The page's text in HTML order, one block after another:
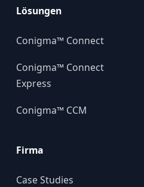
Lösungen
Conigma™ Connect
Conigma™ Connect
Express
Conigma™ CCM
Firma
Case Studies